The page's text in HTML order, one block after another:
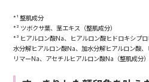
*¹ 整肌成分
*² ツボクサ葉、茎エキス（整肌成分）
*³ ヒアルロン酸Na、ヒアルロン酸ヒドロキシプ
水分解ヒアルロン酸Na、加水分解ヒアルロン酸
リマーNa、アセチルヒアルロン酸Na（整肌成分）